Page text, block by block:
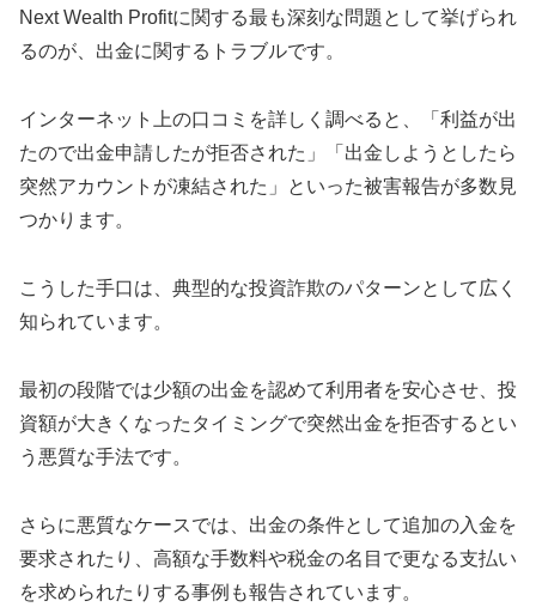
Next Wealth Profitに関する最も深刻な問題として挙げられ
るのが、出金に関するトラブルです。
インターネット上の口コミを詳しく調べると、「利益が出
たので出金申請したが拒否された」「出金しようとしたら
突然アカウントが凍結された」といった被害報告が多数見
つかります。
こうした手口は、典型的な投資詐欺のパターンとして広く
知られています。
最初の段階では少額の出金を認めて利用者を安心させ、投
資額が大きくなったタイミングで突然出金を拒否するとい
う悪質な手法です。
さらに悪質なケースでは、出金の条件として追加の入金を
要求されたり、高額な手数料や税金の名目で更なる支払い
を求められたりする事例も報告されています。